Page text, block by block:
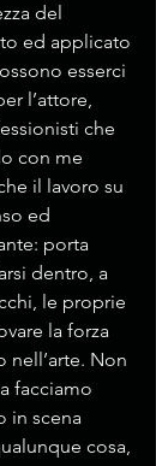
del
ed applicato
esserci
l’attore,
che
con me
il lavoro su
ed
porta
dentro, a
le proprie
la forza
nell’arte. Non
facciamo
in scena
cosa,